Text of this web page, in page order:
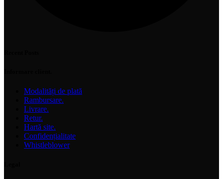
Modalități de plată
Rambursare.
Livrare.
Retur.
Hartă site.
Confidențialitate
Whistleblower